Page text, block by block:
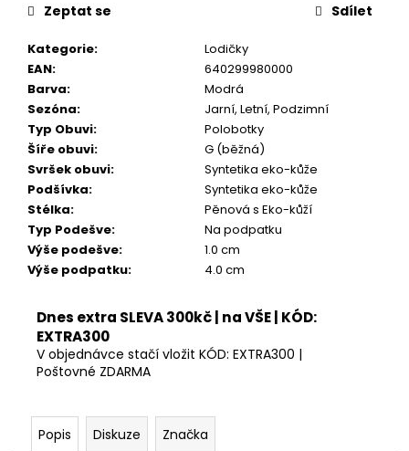
Kategorie:
Lodičky
EAN:
640299980000
Barva:
Modrá
Sezóna:
Jarní, Letní, Podzimní
Typ Obuvi:
Polobotky
Šíře obuvi:
G (běžná)
Svršek obuvi:
Syntetika eko-kůže
Podšívka:
Syntetika eko-kůže
Stélka:
Pěnová s Eko-kůží
Typ Podešve:
Na podpatku
Výše podešve:
1.0 cm
Výše podpatku: 4.0 cm
Zeptat se Sdílet
Dnes extra SLEVA 300kč | na VŠE | KÓD:
EXTRA300
V objednávce stačí vložit KÓD: EXTRA300 |
Poštovné ZDARMA
Popis Diskuze Značka